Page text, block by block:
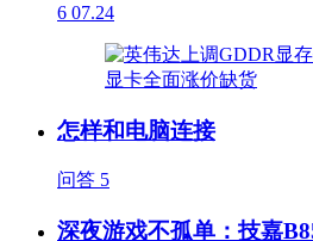
6 07.24
怎样和电脑连接
问答 5
深夜游戏不孤单：技嘉